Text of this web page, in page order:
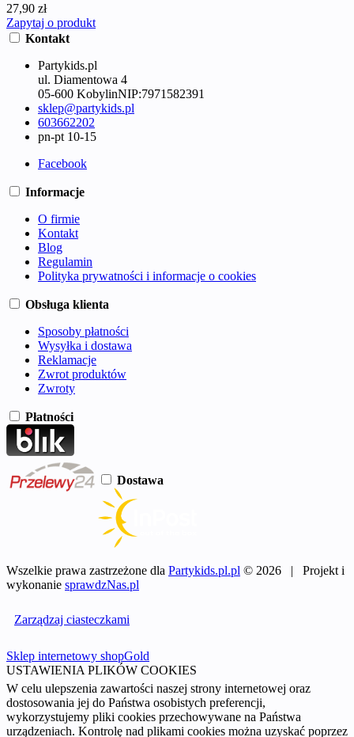
27,90 zł
Zapytaj o produkt
Kontakt
Partykids.pl
ul. Diamentowa 4
05-600 KobylinNIP:7971582391
sklep@partykids.pl
603662202
pn-pt 10-15
Facebook
Informacje
O firmie
Kontakt
Blog
Regulamin
Polityka prywatności i informacje o cookies
Obsługa klienta
Sposoby płatności
Wysyłka i dostawa
Reklamacje
Zwrot produktów
Zwroty
Płatności
Dostawa
Wszelkie prawa zastrzeżone dla Partykids.pl.pl © 2026 | Projekt i
wykonanie sprawdzNas.pl
Zarządzaj ciasteczkami
Sklep internetowy shopGold
USTAWIENIA PLIKÓW COOKIES
W celu ulepszenia zawartości naszej strony internetowej oraz
dostosowania jej do Państwa osobistych preferencji,
wykorzystujemy pliki cookies przechowywane na Państwa
urządzeniach. Kontrolę nad plikami cookies można uzyskać poprzez